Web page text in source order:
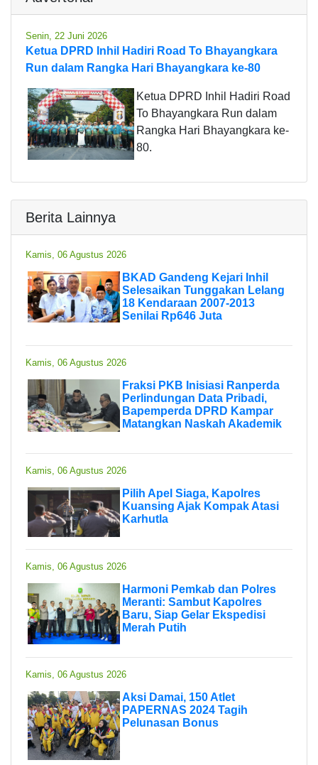
Senin, 22 Juni 2026
Ketua DPRD Inhil Hadiri Road To Bhayangkara
Run dalam Rangka Hari Bhayangkara ke-80
Ketua DPRD Inhil Hadiri Road
To Bhayangkara Run dalam
Rangka Hari Bhayangkara ke-
80.
Berita Lainnya
Kamis, 06 Agustus 2026
BKAD Gandeng Kejari Inhil
Selesaikan Tunggakan Lelang
18 Kendaraan 2007-2013
Senilai Rp646 Juta
Kamis, 06 Agustus 2026
Fraksi PKB Inisiasi Ranperda
Perlindungan Data Pribadi,
Bapemperda DPRD Kampar
Matangkan Naskah Akademik
Kamis, 06 Agustus 2026
Pilih Apel Siaga, Kapolres
Kuansing Ajak Kompak Atasi
Karhutla
Kamis, 06 Agustus 2026
Harmoni Pemkab dan Polres
Meranti: Sambut Kapolres
Baru, Siap Gelar Ekspedisi
Merah Putih
Kamis, 06 Agustus 2026
Aksi Damai, 150 Atlet
PAPERNAS 2024 Tagih
Pelunasan Bonus